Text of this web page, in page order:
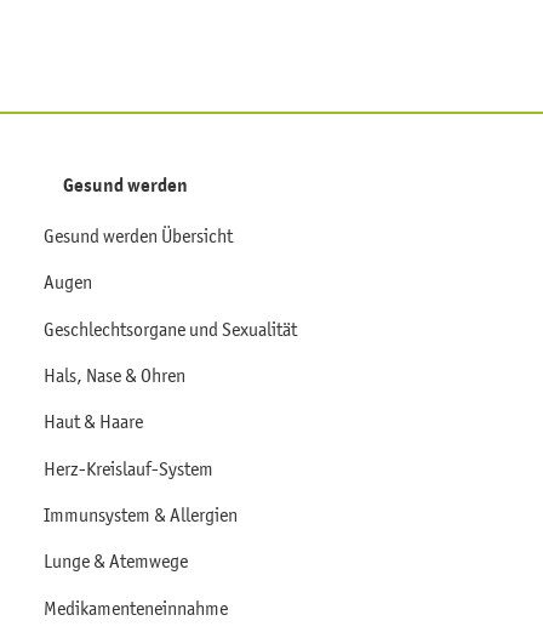
Gesund werden
Gesund werden Übersicht
Augen
Geschlechtsorgane und Sexualität
Hals, Nase & Ohren
Haut & Haare
Herz-Kreislauf-System
Immunsystem & Allergien
Lunge & Atemwege
Medikamenteneinnahme